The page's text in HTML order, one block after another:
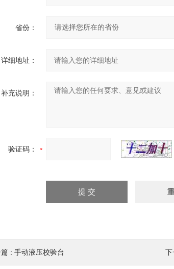
省份：
详细地址：
补充说明：
验证码：
篇 : 手动液压校验台 下